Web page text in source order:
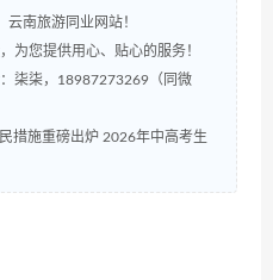
南旅游同业网站！
为您提供用心、贴心的服务！
柒柒，18987273269（同微
措施重磅出炉 2026年中高考生